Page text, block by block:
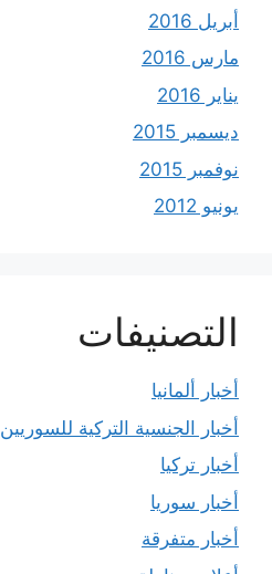
أبريل 2016
مارس 2016
يناير 2016
ديسمبر 2015
نوفمبر 2015
يونيو 2012
التصنيفات
أخبار ألمانيا
أخبار الجنسية التركية للسوريين
أخبار تركيا
أخبار سوريا
أخبار متفرقة